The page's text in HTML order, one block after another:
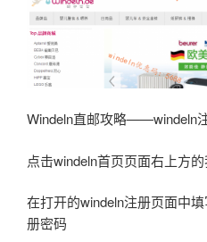
Windeln直邮攻略——windeln
点击windeln首页页面右上方
在打开的windeln注册页面中
册密码